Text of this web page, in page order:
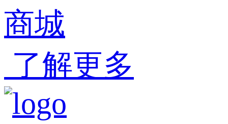
商城
了解更多